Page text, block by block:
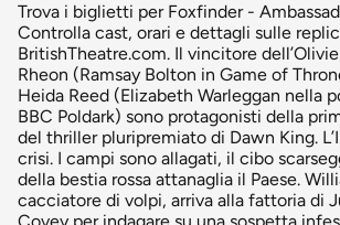
Trova i biglietti per Foxfinder -
Controlla cast, orari e dettagli sulle
BritishTheatre.com. Il vincitore
Rheon (Ramsay Bolton in Game of
Heida Reed (Elizabeth Warleggan nella
BBC Poldark) sono protagonisti della
del thriller pluripremiato di Dawn King.
crisi. I campi sono allagati, il cibo
della bestia rossa attanaglia il Paese.
cacciatore di volpi, arriva alla fattoria di